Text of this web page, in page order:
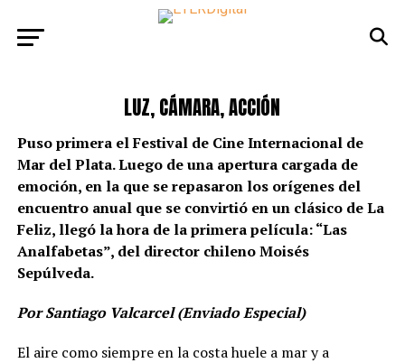
LUZ, CÁMARA, ACCIÓN
Puso primera el Festival de Cine Internacional de
Mar del Plata. Luego de una apertura cargada de
emoción, en la que se repasaron los orígenes del
encuentro anual que se convirtió en un clásico de La
Feliz, llegó la hora de la primera película: “Las
Analfabetas”, del director chileno Moisés
Sepúlveda.
Por Santiago Valcarcel (Enviado Especial)
El aire como siempre en la costa huele a mar y a